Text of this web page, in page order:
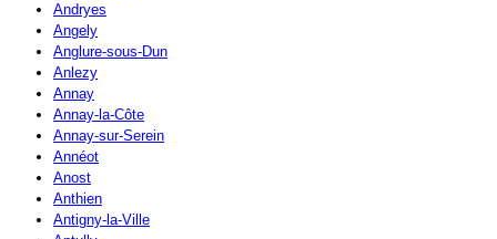
Andryes
Angely
Anglure-sous-Dun
Anlezy
Annay
Annay-la-Côte
Annay-sur-Serein
Annéot
Anost
Anthien
Antigny-la-Ville